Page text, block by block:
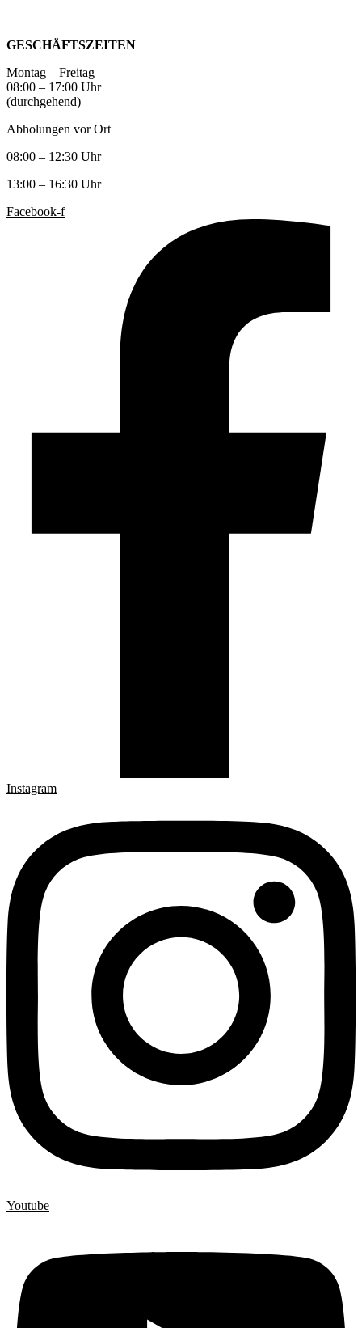
können
Produktseite
GESCHÄFTSZEITEN
Montag – Freitag
08:00 – 17:00 Uhr
(durchgehend)
Abholungen vor Ort
08:00 – 12:30 Uhr
13:00 – 16:30 Uhr
Facebook-f
Instagram
Youtube